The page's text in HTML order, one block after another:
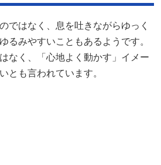
ではなく、息を吐きながらゆっく
るみやすいこともあるようです。
なく、「心地よく動かす」イメー
とも言われています。